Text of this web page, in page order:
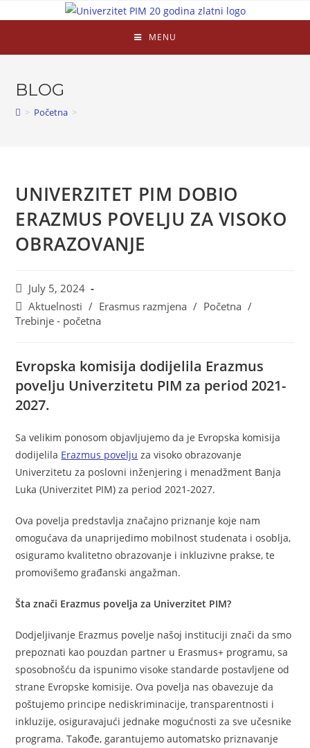
MENU
BLOG
> Početna >
UNIVERZITET PIM DOBIO
ERAZMUS POVELJU ZA VISOKO
OBRAZOVANJE
July 5, 2024
Aktuelnosti / Erasmus razmjena / Početna /
Trebinje - početna
Evropska komisija dodijelila Erazmus
povelju Univerzitetu PIM za period 2021-
2027.
Sa velikim ponosom objavljujemo da je Evropska komisija
dodijelila Erazmus povelju za visoko obrazovanje
Univerzitetu za poslovni inženjering i menadžment Banja
Luka (Univerzitet PIM) za period 2021-2027.
Ova povelja predstavlja značajno priznanje koje nam
omogućava da unaprijedimo mobilnost studenata i osoblja,
osiguramo kvalitetno obrazovanje i inkluzivne prakse, te
promovišemo građanski angažman.
Šta znači Erazmus povelja za Univerzitet PIM?
Dodjeljivanje Erazmus povelje našoj instituciji znači da smo
prepoznati kao pouzdan partner u Erasmus+ programu, sa
sposobnošću da ispunimo visoke standarde postavljene od
strane Evropske komisije. Ova povelja nas obavezuje da
poštujemo principe nediskriminacije, transparentnosti i
inkluzije, osiguravajući jednake mogućnosti za sve učesnike
programa. Takođe, garantujemo automatsko priznavanje